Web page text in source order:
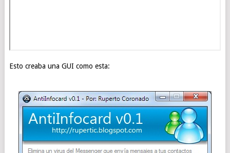
Esto creaba una GUI como esta: